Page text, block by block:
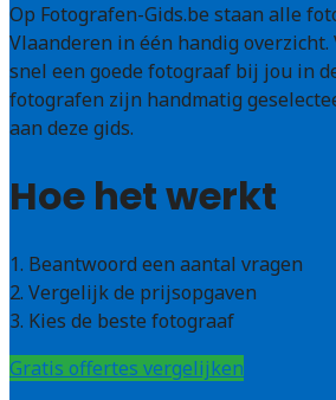
Op Fotografen-Gids.be staan alle
Vlaanderen in één handig overzicht.
snel een goede fotograaf bij jou in
fotografen zijn handmatig
aan deze gids.
Hoe het werkt
1. Beantwoord een aantal vragen
2. Vergelijk de prijsopgaven
3. Kies de beste fotograaf
Gratis offertes vergelijken